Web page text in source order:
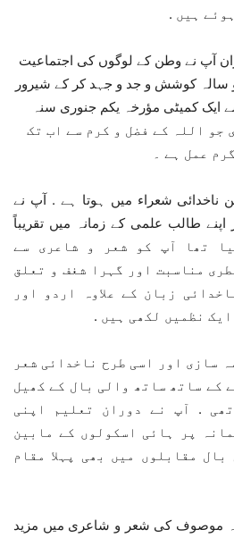
ہیں .
آپ نے وطن کے لوگوں کی اجتماعیت
سالہ کوشش و جد و جہد کر کے شیرور
ایک کمیٹی مؤرخہ یکم جنوری سنہ
دی جو اللہ کے فضل و کرم سے اب تک
عمل ہے ۔
ناخدائی شعراء میں ہوتا ہے . آپ نے
طالب علمی کے زمانہ میں تقریباً
سے کیا تھا آپ کو شعر و شاعری سے
مناسبت اور گہرا شغف و تعلق
زبان کے علاوہ اردو اور
نظمیں لکھی ہیں .
سازی اور اسی طرح ناخدائی شعر
کے ساتھ ساتھ والی بال کے کھیل
. آپ نے دوران تعلیم اپنی
پر ہائی اسکولوں کے مابین
مقابلوں میں بھی پہلا مقام
موصوف کی شعر و شاعری میں مزید